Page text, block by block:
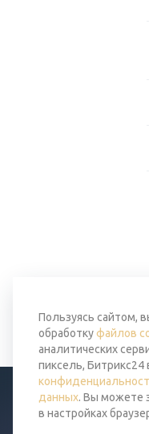
Пользуясь сайтом,
обработкуфайлов
аналитических
пиксель, Битрикс24
данных. Вы можете
в настройках